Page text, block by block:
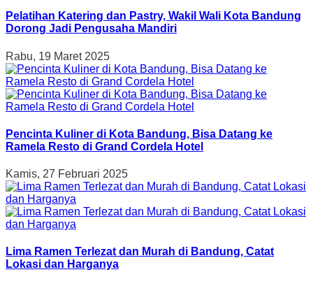
Pelatihan Katering dan Pastry, Wakil Wali Kota Bandung
Dorong Jadi Pengusaha Mandiri
Rabu, 19 Maret 2025
Pencinta Kuliner di Kota Bandung, Bisa Datang ke
Ramela Resto di Grand Cordela Hotel
Kamis, 27 Februari 2025
Lima Ramen Terlezat dan Murah di Bandung, Catat
Lokasi dan Harganya